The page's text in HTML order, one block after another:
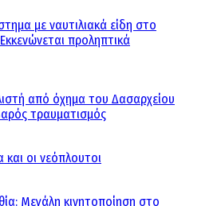
με ναυτιλιακά είδη στο
προληπτικά
από όχημα του Δασαρχείου
τραυματισμός
και οι νεόπλουτοι
Μεγάλη κινητοποίηση στο